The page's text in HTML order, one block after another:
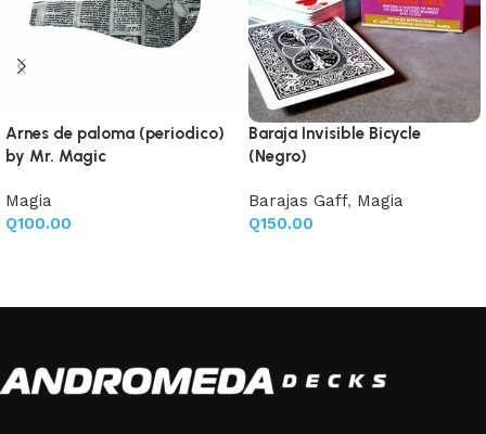
Arnes de paloma (periodico)
by Mr. Magic
Magia
Q100.00
Baraja Invisible Bicycle
(Negro)
Barajas Gaff, Magia
Q150.00